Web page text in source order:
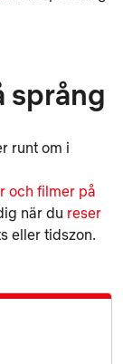
språng
runt om i
och filmer på
när du reser
eller tidszon.